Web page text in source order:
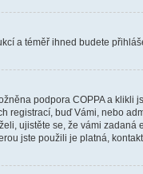
a téměř ihned budete
podpora COPPA a klikli
registrací, buď Vámi, nebo
ujistěte se, že vámi
jste použili je platná,